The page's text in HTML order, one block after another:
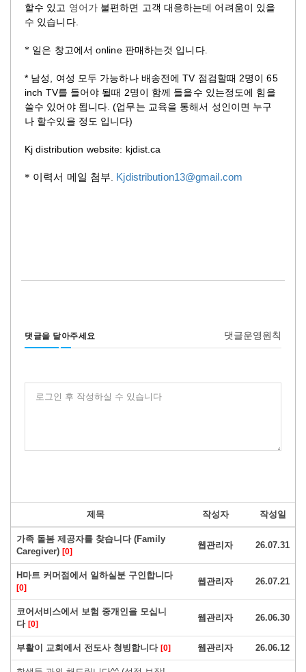
할수 있고 영어가 불편하면 고객 대응하는데 어려움이 있을
수 있습니다.
* 일은 창고에서 online 판매하는것 입니다.
* 남성 여성 모두 가능하나 배송전에 TV 점검할때 2명이 65
inch TV를 들어야 될때 2명이 함께 들을수 있는정도에 힘을
쓸수 있어야 됩니다 . (업무는 교육을 통해서 성인이면 누구
나 할수있을 정도 입니다)
Kj distribution website: kjdist.ca
* 이력서 메일 첨부 Kjdistribution13@gmail.com
댓글을 달아주세요 댓글운영원칙
로그인 후 작성하실 수 있습니다
제목 작성자 작성일
가족 돌봄 제공자를 찾습니다 (Family
Caregiver) [0]
웹관리자 26.07.31
H마트 커머점에서 일하실분 구인합니다
[0]
웹관리자 26.07.21
코어서비스에서 보험 중개인을 모십니
다 [0]
웹관리자 26.06.30
부활이 교회에서 전도사 청빙합니다 [0] 웹관리자 26.06.12